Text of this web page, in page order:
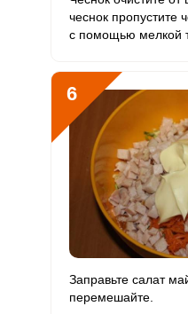
Молибден 30 мкг
чеснок пропустите
с помощью мелкой
6
Заправьте салат
перемешайте.